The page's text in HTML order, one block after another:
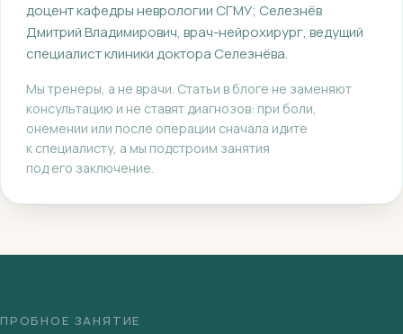
доцент кафедры неврологии СГМУ; Селезнёв
Дмитрий Владимирович, врач-нейрохирург, ведущий
специалист клиники доктора Селезнёва.
Мы тренеры, а не врачи. Статьи в блоге не заменяют
консультацию и не ставят диагнозов: при боли,
онемении или после операции сначала идите
к специалисту, а мы подстроим занятия
под его заключение.
ПРОБНОЕ ЗАНЯТИЕ